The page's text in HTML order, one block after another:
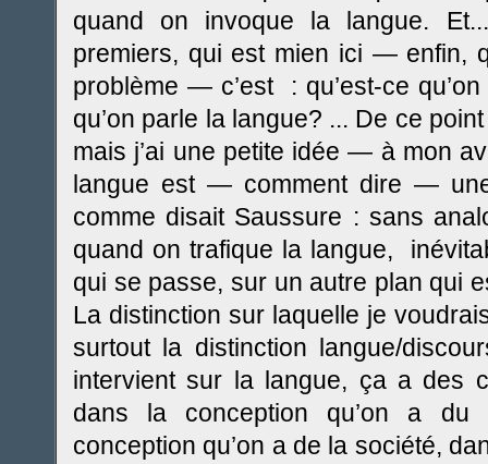
quand on invoque la langue.
premiers, qui est mien ici — enfin,
problème — c’est : qu’est-ce
qu’on parle la langue? ... De ce
mais j’ai une petite idée — à mon
langue est — comment dire —
comme disait Saussure : sans
quand on trafique la langue,
qui se passe, sur un autre plan qui
La distinction sur laquelle je
surtout la distinction langue/
intervient sur la langue, ça a des
dans la conception qu’on a
conception qu’on a de la société,